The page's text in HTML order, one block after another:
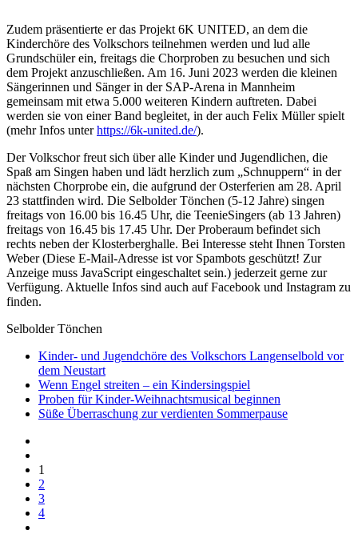
Zudem präsentierte er das Projekt 6K UNITED, an dem die
Kinderchöre des Volkschors teilnehmen werden und lud alle
Grundschüler ein, freitags die Chorproben zu besuchen und sich
dem Projekt anzuschließen. Am 16. Juni 2023 werden die kleinen
Sängerinnen und Sänger in der SAP-Arena in Mannheim
gemeinsam mit etwa 5.000 weiteren Kindern auftreten. Dabei
werden sie von einer Band begleitet, in der auch Felix Müller spielt
(mehr Infos unterhttps://6k-united.de/).
Der Volkschor freut sich über alle Kinder und Jugendlichen, die
Spaß am Singen haben und lädt herzlich zum „Schnuppern“ in der
nächsten Chorprobe ein, die aufgrund der Osterferien am 28. April
23 stattfinden wird. Die Selbolder Tönchen (5-12 Jahre) singen
freitags von 16.00 bis 16.45 Uhr, die TeenieSingers (ab 13 Jahren)
freitags von 16.45 bis 17.45 Uhr. Der Proberaum befindet sich
rechts neben der Klosterberghalle. Bei Interesse steht Ihnen Torsten
Weber (Diese E-Mail-Adresse ist vor Spambots geschützt! Zur
Anzeige muss JavaScript eingeschaltet sein.) jederzeit gerne zur
Verfügung. Aktuelle Infos sind auch auf Facebook und Instagram zu
finden.
Selbolder Tönchen
Kinder- und Jugendchöre des Volkschors Langenselbold vor
dem Neustart
Wenn Engel streiten – ein Kindersingspiel
Proben für Kinder-Weihnachtsmusical beginnen
Süße Überraschung zur verdienten Sommerpause
1
2
3
4